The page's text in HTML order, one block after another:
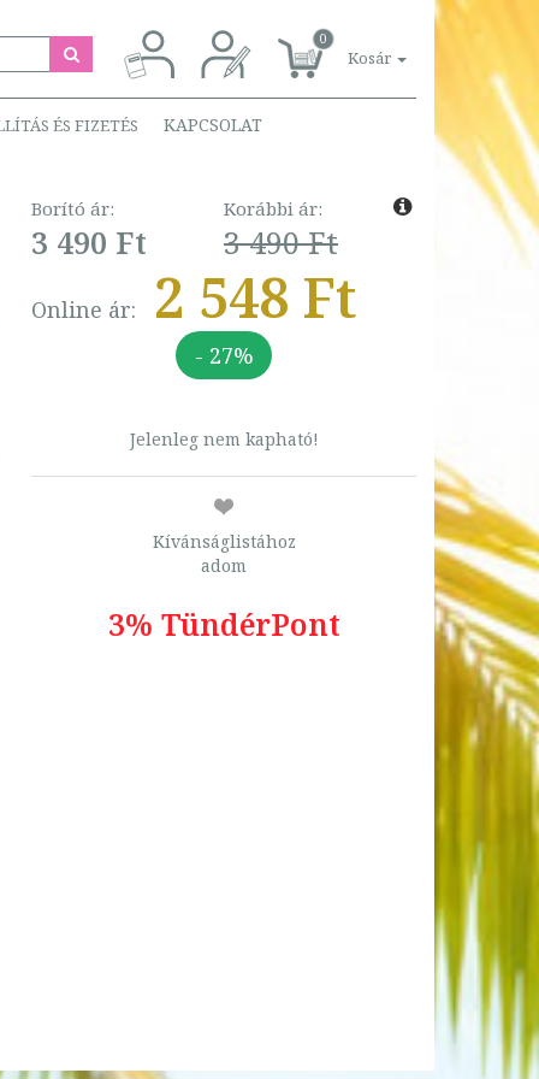
0
Kosár
ÉS FIZETÉS KAPCSOLAT
Borító ár:
3 490 Ft
Korábbi ár:
3 490 Ft
Online ár: 2 548 Ft
- 27%
Jelenleg nem kapható!
Kívánságlistához
adom
3% TündérPont